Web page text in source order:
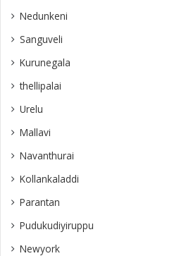
Nedunkeni
Sanguveli
Kurunegala
thellipalai
Urelu
Mallavi
Navanthurai
Kollankaladdi
Parantan
Pudukudiyiruppu
Newyork